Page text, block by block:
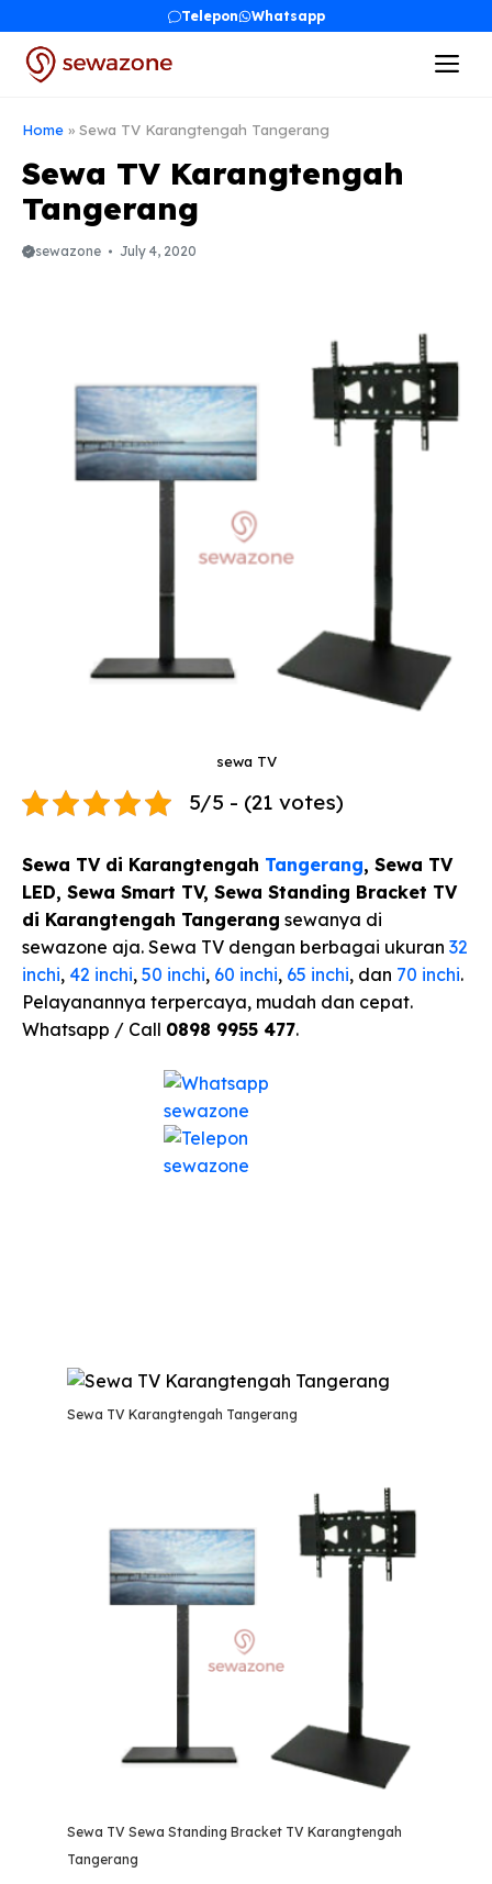
content
Telepon Whatsapp
Home » Sewa TV Karangtengah Tangerang
Sewa TV Karangtengah
Tangerang
sewazone July 4, 2020
sewa TV
5/5 - (21 votes)
Sewa TV di Karangtengah Tangerang, Sewa TV
LED, Sewa Smart TV, Sewa Standing Bracket TV
di Karangtengah Tangerang sewanya di
sewazone aja. Sewa TV dengan berbagai ukuran 32
inchi, 42 inchi, 50 inchi, 60 inchi, 65 inchi, dan 70 inchi.
Pelayanannya terpercaya, mudah dan cepat.
Whatsapp / Call 0898 9955 477.
Sewa TV Karangtengah Tangerang
Sewa TV Sewa Standing Bracket TV Karangtengah
Tangerang